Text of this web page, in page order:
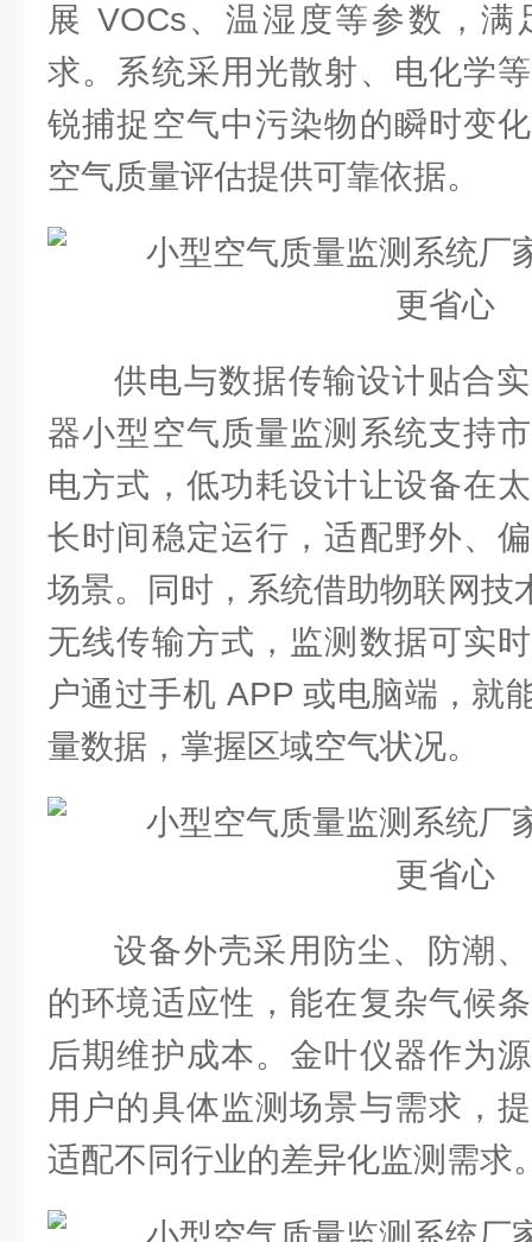
展 VOCs、温湿度等参数，
求。系统采用光散射、电化学
锐捕捉空气中污染物的瞬时变
空气质量评估提供可靠依据。
供电与数据传输设计贴合
器小型空气质量监测系统支持
电方式，低功耗设计让设备在
长时间稳定运行，适配野外、
场景。同时，系统借助物联网技
无线传输方式，监测数据可实
户通过手机 APP 或电脑端，就
量数据，掌握区域空气状况。
设备外壳采用防尘、防潮
的环境适应性，能在复杂气候
后期维护成本。金叶仪器作为
用户的具体监测场景与需求，
适配不同行业的差异化监测需求